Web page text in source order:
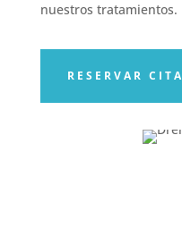
nuestros tratamientos.
RESERVAR CITA